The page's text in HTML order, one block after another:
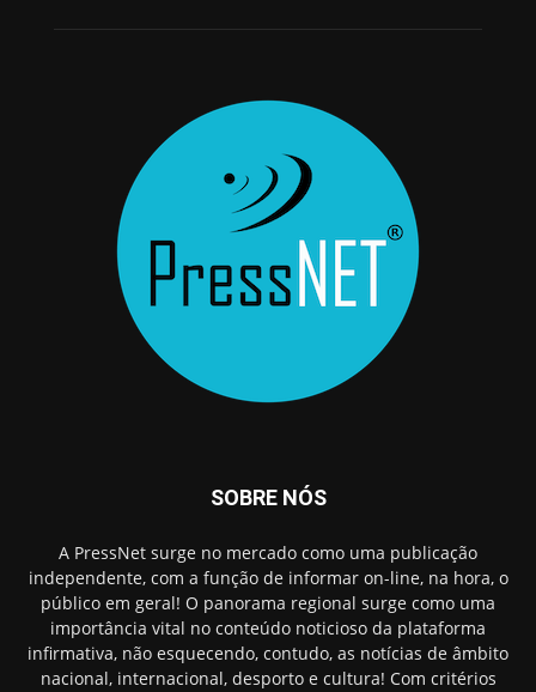
SOBRE NÓS
A PressNet surge no mercado como uma publicação
independente, com a função de informar on-line, na hora, o
público em geral! O panorama regional surge como uma
importância vital no conteúdo noticioso da plataforma
infirmativa, não esquecendo, contudo, as notícias de âmbito
nacional, internacional, desporto e cultura! Com critérios